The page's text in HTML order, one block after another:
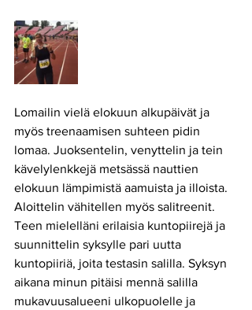
Lomailin vielä elokuun alkupäivät ja
myös treenaamisen suhteen pidin
lomaa. Juoksentelin, venyttelin ja tein
kävelylenkkejä metsässä nauttien
elokuun lämpimistä aamuista ja illoista.
Aloittelin vähitellen myös salitreenit.
Teen mielelläni erilaisia kuntopiirejä ja
suunnittelin syksylle pari uutta
kuntopiiriä, joita testasin salilla. Syksyn
aikana minun pitäisi mennä salilla
mukavuusalueeni ulkopuolelle ja